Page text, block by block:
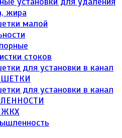
жира
малой
стоков
для установки в канал
для установки в канал
ЖКХ